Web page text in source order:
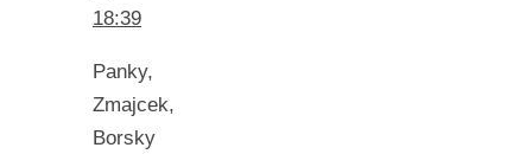
18:39
Panky,
Zmajcek,
Borsky